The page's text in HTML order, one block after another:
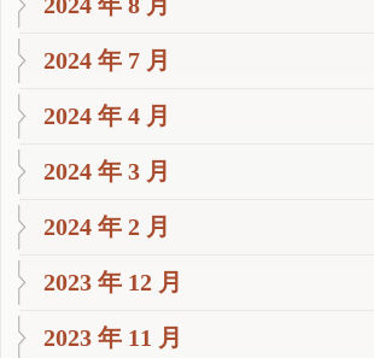
2024 年 7 月
2024 年 4 月
2024 年 3 月
2024 年 2 月
2023 年 12 月
2023 年 11 月